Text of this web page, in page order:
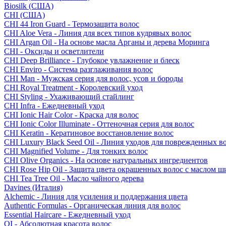
Biosilk (США)
CHI (США)
CHI 44 Iron Guard - Термозащита волос
CHI Aloe Vera - Линия для всех типов кудрявых волос
CHI Argan Oil - На основе масла Арганы и дерева Моринга
CHI - Оксиды и осветлители
CHI Deep Brilliance - Глубокое увлажнение и блеск
CHI Enviro - Система разглаживания волос
CHI Man - Мужская серия для волос, усов и бороды
CHI Royal Treatment - Королевский уход
CHI Styling - Ухаживающий стайлинг
CHI Infra - Ежедневный уход
CHI Ionic Hair Color - Краска для волос
CHI Ionic Color Illuminate - Оттеночная серия для волос
CHI Keratin - Кератиновое восстановление волос
CHI Luxury Black Seed Oil - Линия уходов для поврежденных
CHI Magnified Volume - Для тонких волос
CHI Olive Organics - На основе натуральных ингредиентов
CHI Rose Hip Oil - Защита цвета окрашенных волос с маслом
CHI Tea Tree Oil - Масло чайного дерева
Davines (Италия)
Alchemic - Линия для усиления и поддержания цвета
Authentic Formulas - Органическая линия для волос
Essential Haircare - Eжедневный уход
OI - Абсолютная красота волос